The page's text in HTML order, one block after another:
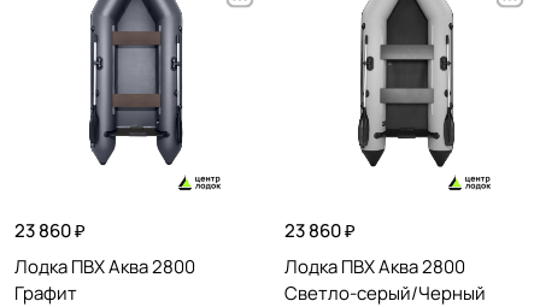
23 860 ₽
Лодка ПВХ Аква 2800
Графит
23 860 ₽
Лодка ПВХ Аква 2800
Светло-серый/Черный